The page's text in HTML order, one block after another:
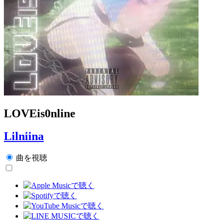
LOVEis0nline
Lilniina
曲を視聴